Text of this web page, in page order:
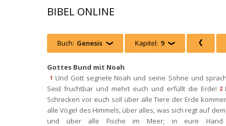
BIBEL ONLINE
Buch: Genesi Kapitel: 9
Gottes Bund mit Noah
1 Und Gott segnete Noah und seine Söhne und
Seid fruchtbar und mehrt euch und erfüllt die Erde! 2
Schrecken vor euch soll über alle Tiere der Erde
alle Vögel des Himmels, über alles, was sich regt auf
und über alle Fische im Meer; in eure